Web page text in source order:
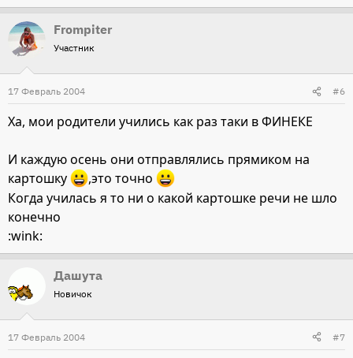
Frompiter
Участник
17 Февраль 2004 #6
Ха, мои родители учились как раз таки в ФИНЕКЕ
И каждую осень они отправлялись прямиком на
картошку
,это точно
Когда училась я то ни о какой картошке речи не шло
конечно
:wink:
Дашута
Новичок
17 Февраль 2004 #7